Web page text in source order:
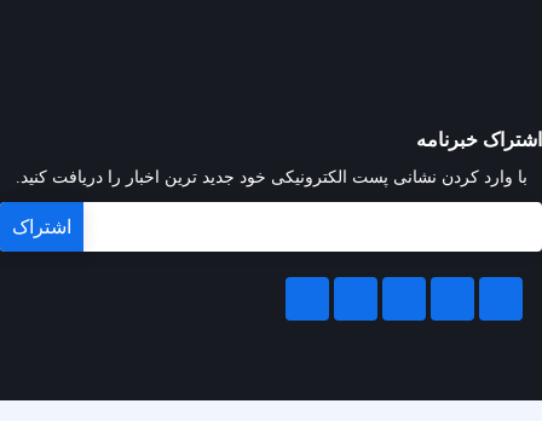
اشتراک خبرنامه
با وارد کردن نشانی پست الکترونیکی خود جدید ترین اخبار را دریافت کنید.